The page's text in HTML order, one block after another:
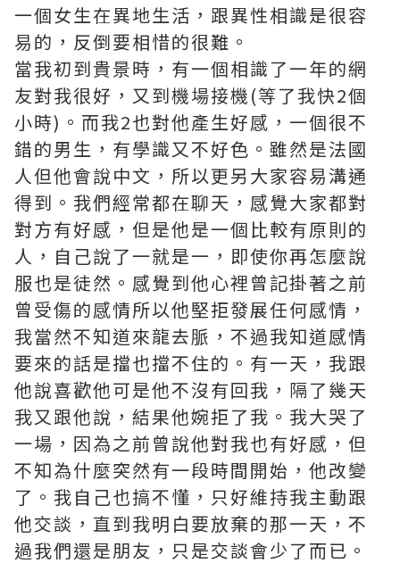
一個女生在異地生活，跟異性相識是很容
易的，反倒要相惜的很難。
當我初到貴景時，有一個相識了一年的網
友對我很好，又到機場接機(等了我快2個
小時)。而我2也對他產生好感，一個很不
錯的男生，有學識又不好色。雖然是法國
人但他會說中文，所以更另大家容易溝通
得到。我們經常都在聊天，感覺大家都對
對方有好感，但是他是一個比較有原則的
人，自己說了一就是一，即使你再怎麼說
服也是徒然。感覺到他心裡曾記掛著之前
曾受傷的感情所以他堅拒發展任何感情，
我當然不知道來龍去脈，不過我知道感情
要來的話是擋也擋不住的。有一天，我跟
他說喜歡他可是他不沒有回我，隔了幾天
我又跟他說，結果他婉拒了我。我大哭了
一場，因為之前曾說他對我也有好感，但
不知為什麼突然有一段時間開始，他改變
了。我自己也搞不懂，只好維持我主動跟
他交談，直到我明白要放棄的那一天，不
過我們還是朋友，只是交談會少了而已。